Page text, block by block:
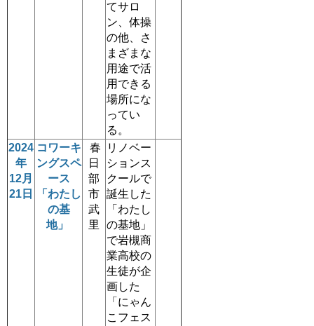
てサロ
ン、体操
の他、さ
まざまな
用途で活
用できる
場所にな
ってい
る。
2024
年
12月
21日
コワーキ
ングスペ
ース
「わたし
の基
地」
春
日
部
市
武
里
リノベー
ションス
クールで
誕生した
「わたし
の基地」
で岩槻商
業高校の
生徒が企
画した
「にゃん
こフェス